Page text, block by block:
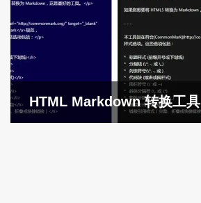
HTML Markdown 转换工具